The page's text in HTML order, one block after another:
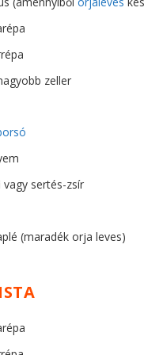
zeller
sertés-zsír
(maradék orja leves)